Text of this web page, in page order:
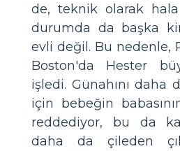
de, teknik olarak
durumda da başka
evli değil. Bu nedenle,
Boston'da Hester
işledi. Günahını daha
için bebeğin
reddediyor, bu da
daha da çileden